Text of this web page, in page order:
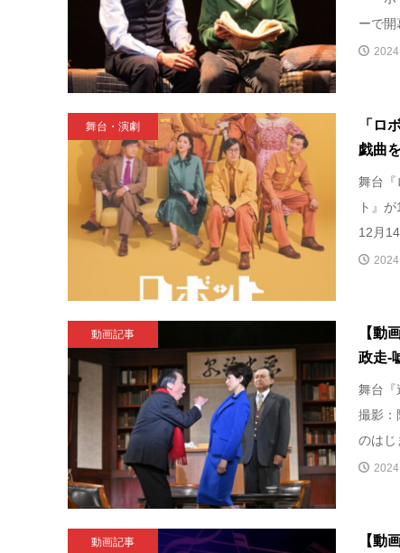
ーで開
舞台・演劇
「ロ
戯曲
舞台『
ト』
12月
動画記事
【動
政走-
舞台『
撮影：
のはじ
動画記事
【動